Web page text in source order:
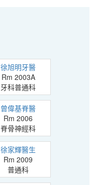
徐旭明牙醫
Rm 2003A
牙科普通科
曾偉基脊醫
Rm 2006
脊骨神經科
徐家輝醫生
Rm 2009
普通科